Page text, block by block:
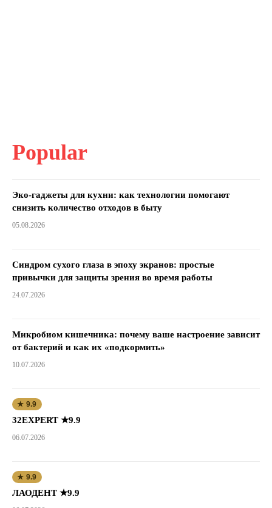
Popular
Эко-гаджеты для кухни: как технологии помогают
снизить количество отходов в быту
05.08.2026
Синдром сухого глаза в эпоху экранов: простые
привычки для защиты зрения во время работы
24.07.2026
Микробиом кишечника: почему ваше настроение зависит
от бактерий и как их «подкормить»
10.07.2026
★ 9.9
32EXPERT ★9.9
06.07.2026
★ 9.9
ЛАОДЕНТ ★9.9